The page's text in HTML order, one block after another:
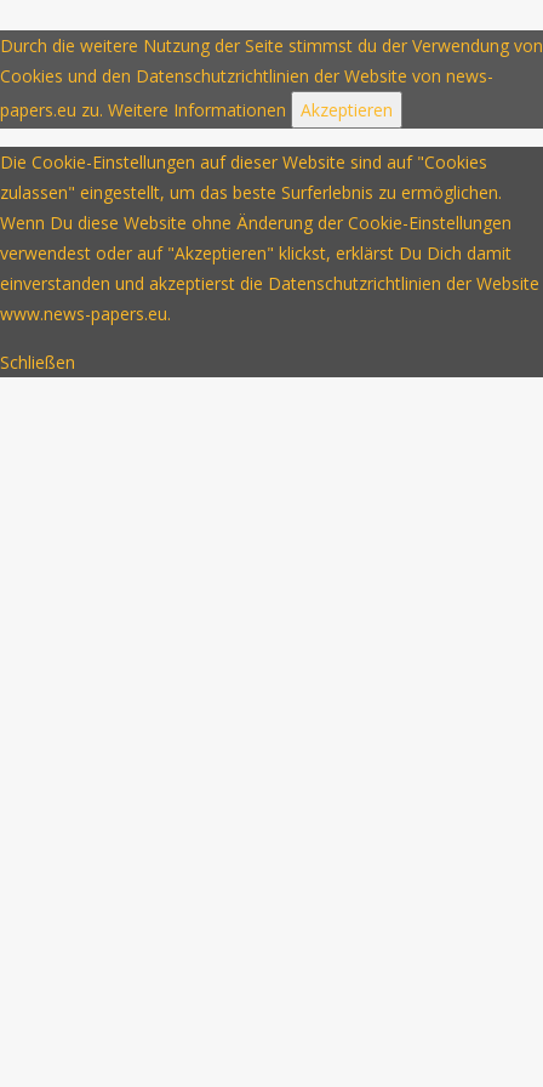
Durch die weitere Nutzung der Seite stimmst du der Verwendung von
Cookies und den Datenschutzrichtlinien der Website von news-
papers.eu zu. Weitere Informationen Akzeptieren
Die Cookie-Einstellungen auf dieser Website sind auf "Cookies
zulassen" eingestellt, um das beste Surferlebnis zu ermöglichen.
Wenn Du diese Website ohne Änderung der Cookie-Einstellungen
verwendest oder auf "Akzeptieren" klickst, erklärst Du Dich damit
einverstanden und akzeptierst die Datenschutzrichtlinien der Website
www.news-papers.eu.
Schließen